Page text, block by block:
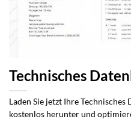
Technisches
Laden Sie jetzt Ihre
kostenlos herunter und